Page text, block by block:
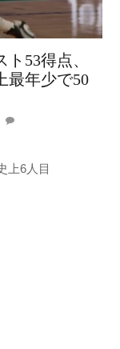
53得点、
最年少で50
上6人目